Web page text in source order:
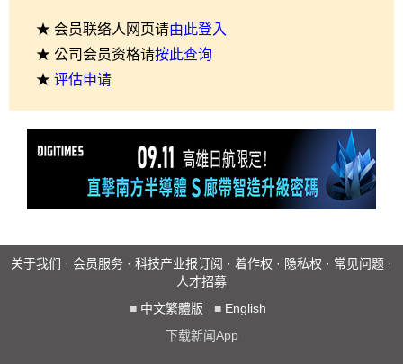
★ 会员联络人网页请由此登入
★ 公司会员资格请按此查询
★ 评估申请
关于我们 · 会员服务 · 科技产业报订阅 · 着作权 · 隐私权 · 常见问题 ·
人才招募
■ 中文繁體版 ■ English
下载新闻App